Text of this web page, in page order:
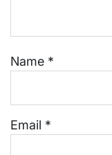
Name *
Email *